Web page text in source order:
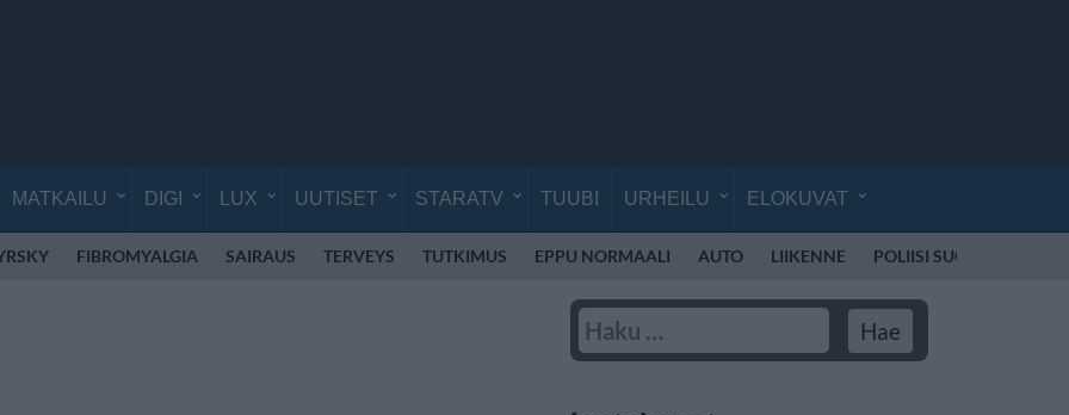
MATKAILU DIGI LUX UUTISET STARATV TUUBI URHEILU ELOKUVAT
FIBROMYALGIA SAIRAUS TERVEYS TUTKIMUS EPPU NORMAALI AUTO LIIKENNE POLIISI SUOMI